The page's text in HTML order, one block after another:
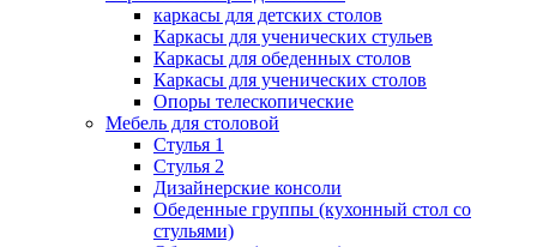
каркасы для детских столов
Каркасы для ученических стульев
Каркасы для обеденных столов
Каркасы для ученических столов
Опоры телескопические
Мебель для столовой
Стулья 1
Стулья 2
Дизайнерские консоли
Обеденные группы (кухонный стол со
стульями)